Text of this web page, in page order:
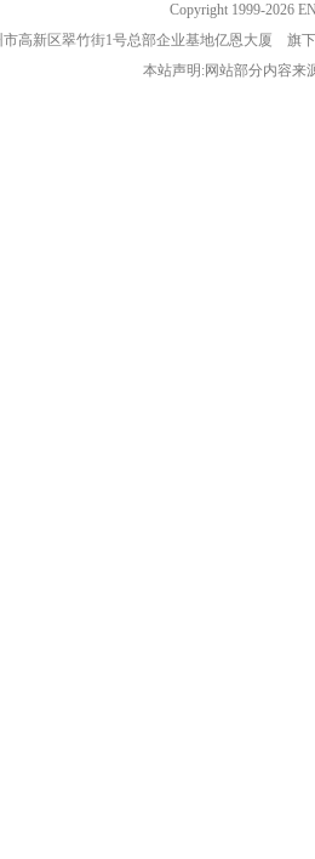
Copyright 1999-2026
高新区翠竹街1号总部企业基地亿恩大厦 旗
本站声明:网站部分内容来